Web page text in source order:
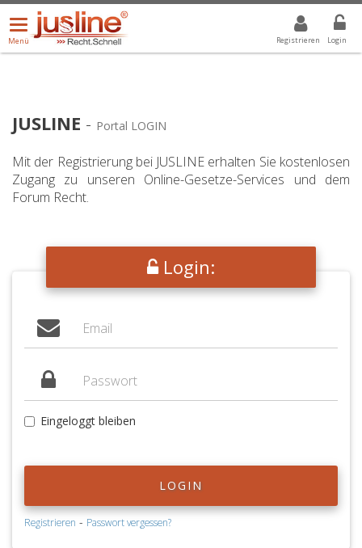
Registrieren Login
Menü
öffnen/schließen
Menü
ALLE DROPDOWN: GEWÄHLTER WERT IST ALLE
JUSLINE - Portal LOGIN
Mit der Registrierung bei JUSLINE erhalten Sie kostenlosen
Zugang zu unseren Online-Gesetze-Services und dem
Forum Recht.
Login:
Eingeloggt bleiben
LOGIN
Registrieren - Passwort vergessen?